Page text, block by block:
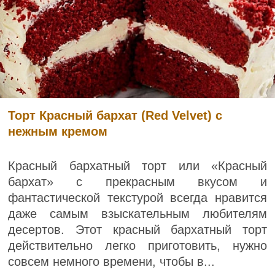
Торт Красный бархат (Red Velvet) с
нежным кремом
Красный бархатный торт или «Красный
бархат» с прекрасным вкусом и
фантастической текстурой всегда нравится
даже самым взыскательным любителям
десертов. Этот красный бархатный торт
действительно легко приготовить, нужно
совсем немного времени, чтобы в...